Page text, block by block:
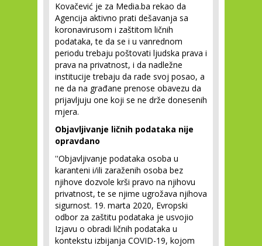
Kovačević je za Media.ba rekao da
Agencija aktivno prati dešavanja sa
koronavirusom i zaštitom ličnih
podataka, te da se i u vanrednom
periodu trebaju poštovati ljudska prava i
prava na privatnost, i da nadležne
institucije trebaju da rade svoj posao, a
ne da na građane prenose obavezu da
prijavljuju one koji se ne drže donesenih
mjera.
Objavljivanje ličnih podataka nije
opravdano
''Objavljivanje podataka osoba u
karanteni i/ili zaraženih osoba bez
njihove dozvole krši pravo na njihovu
privatnost, te se njime ugrožava njihova
sigurnost. 19. marta 2020, Evropski
odbor za zaštitu podataka je usvojio
Izjavu o obradi ličnih podataka u
kontekstu izbijanja COVID-19, kojom